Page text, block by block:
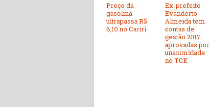
Preço da
gasolina
ultrapassa R$
6,10 no Cariri
Ex-prefeito
Evanderto
Almeida tem
contas de
gestão 2017
aprovadas por
unanimidade
no TCE